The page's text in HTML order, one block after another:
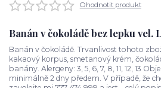
Ohodnotit produkt
Banán v čokoládě bez lepku vel. L
Banán v čokoládě. Trvanlivost tohoto
kakaový korpus, smetanový krém,
banány. Alergeny: 3, 5, 6, 7, 8, 11, 12, 13
minimálně 2 dny předem. V případě, že